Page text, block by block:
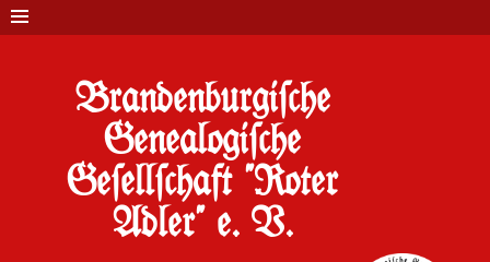
Brandenburgi#che
Genealogi#che
Ge#ell#chaft "Roter
Adler" e. V.